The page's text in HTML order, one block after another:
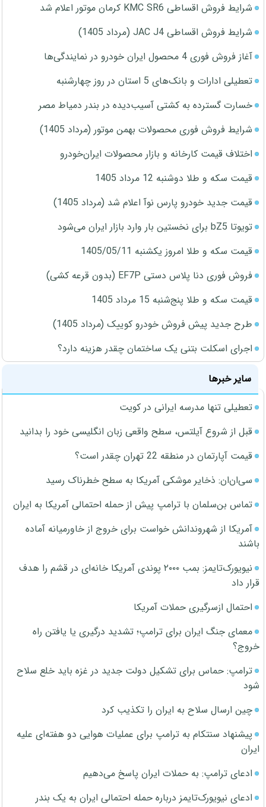
شرایط فروش اقساطی KMC SR6 کرمان موتور اعلام شد
شرایط فروش اقساطی JAC J4 (مرداد 1405)
آغاز فروش فوری 4 محصول ایران خودرو در نمایندگی‌ها
تعطیلی ادارات و بانک‌های 5 استان در روز چهارشنبه
خسارت گسترده به کشتی آسیب‌دیده در بندر دمیاط مصر
شرایط فروش فوری محصولات بهمن موتور (مرداد 1405)
اختلاف قیمت کارخانه و بازار محصولات ایران‌خودرو
قیمت سکه و طلا دوشنبه 12 مرداد 1405
قیمت جدید خودرو پارس نوآ اعلام شد (مرداد 1405)
تویوتا bZ5 برای نخستین بار وارد بازار ایران می‌شود
قیمت سکه و طلا امروز یکشنبه 1405/05/11
فروش فوری دنا پلاس دستی EF7P (بدون قرعه کشی)
قیمت سکه و طلا پنج‌شنبه 15 مرداد 1405
طرح جدید پیش فروش خودرو کوییک (مرداد 1405)
اجرای اسکلت بتنی یک ساختمان چقدر هزینه دارد؟
سایر خبرها
تعطیلی تنها مدرسه ایرانی در کویت
قبل از شروع آیلتس، سطح واقعی زبان انگلیسی خود را بدانید
قیمت آپارتمان در منطقه 22 تهران چقدر است؟
سی‌ان‌ان: ذخایر موشکی آمریکا به سطح خطرناک رسید
تماس بن‌سلمان با ترامپ پیش از حمله احتمالی آمریکا به ایران
آمریکا از شهروندانش خواست برای خروج از خاورمیانه آماده
باشند
نیویورک‌تایمز: بمب ۲۰۰۰ پوندی آمریکا خانه‌ای در قشم را هدف
قرار داد
احتمال ازسرگیری حملات آمریکا
معمای جنگ ایران برای ترامپ؛ تشدید درگیری یا یافتن راه
خروج؟
ترامپ: حماس برای تشکیل دولت جدید در غزه باید خلع سلاح
شود
چین ارسال سلاح به ایران را تکذیب کرد
پیشنهاد سنتکام به ترامپ برای عملیات هوایی دو هفته‌ای علیه
ایران
ادعای ترامپ: به حملات ایران پاسخ می‌دهیم
ادعای نیویورک‌تایمز درباره حمله احتمالی ایران به یک بندر